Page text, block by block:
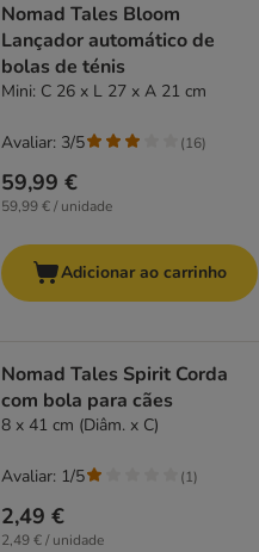
Nomad Tales Bloom
Lançador automático de
bolas de ténis
Mini: C 26 x L 27 x A 21 cm
59,99 €
59,99 € / unidade
Avaliar: 3/5 (16)
Adicionar ao carrinho
Nomad Tales Spirit Corda
com bola para cães
8 x 41 cm (Diâm. x C)
2,49 €
2,49 € / unidade
Avaliar: 1/5 (1)